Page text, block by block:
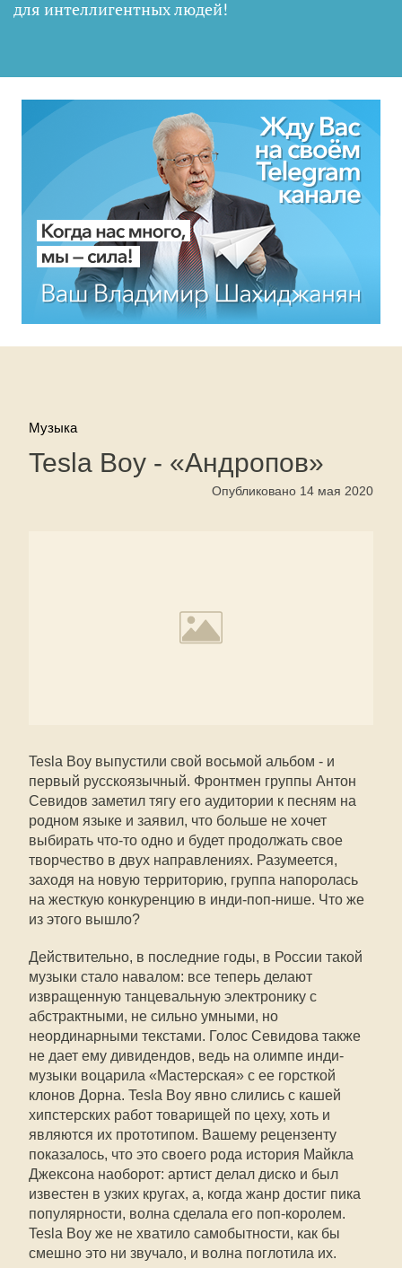
для интеллигентных людей!
Музыка
Tesla Boy - «Андропов»
Опубликовано 14 мая 2020
Tesla Boy выпустили свой восьмой альбом - и
первый русскоязычный. Фронтмен группы Антон
Севидов заметил тягу его аудитории к песням на
родном языке и заявил, что больше не хочет
выбирать что-то одно и будет продолжать свое
творчество в двух направлениях. Разумеется,
заходя на новую территорию, группа напоролась
на жесткую конкуренцию в инди-поп-нише. Что же
из этого вышло?
Действительно, в последние годы, в России такой
музыки стало навалом: все теперь делают
извращенную танцевальную электронику с
абстрактными, не сильно умными, но
неординарными текстами. Голос Севидова также
не дает ему дивидендов, ведь на олимпе инди-
музыки воцарила «Мастерская» с ее горсткой
клонов Дорна. Tesla Boy явно слились с кашей
хипстерских работ товарищей по цеху, хоть и
являются их прототипом. Вашему рецензенту
показалось, что это своего рода история Майкла
Джексона наоборот: артист делал диско и был
известен в узких кругах, а, когда жанр достиг пика
популярности, волна сделала его поп-королем.
Tesla Boy же не хватило самобытности, как бы
смешно это ни звучало, и волна поглотила их.